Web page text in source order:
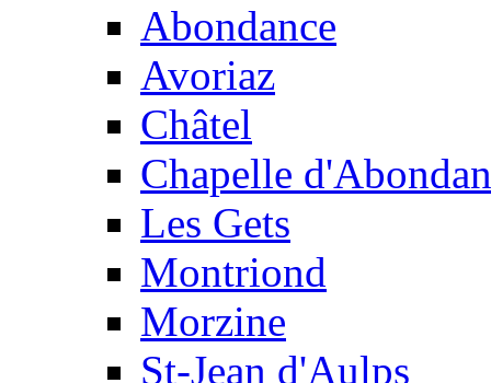
Abondance
Avoriaz
Châtel
Chapelle
Les Gets
Montriond
Morzine
St-Jean d'Aulps